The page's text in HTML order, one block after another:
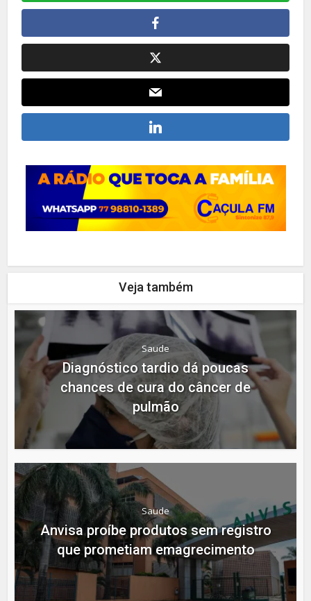
Veja também
Saude
Diagnóstico tardio dá poucas
chances de cura do câncer de
pulmão
Saude
Anvisa proíbe produtos sem registro
que prometiam emagrecimento